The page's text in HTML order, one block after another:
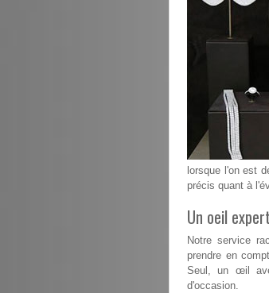
lorsque l'on est
précis quant à
Un oeil
Notre service
prendre en
Seul, un œil
d'occasion.